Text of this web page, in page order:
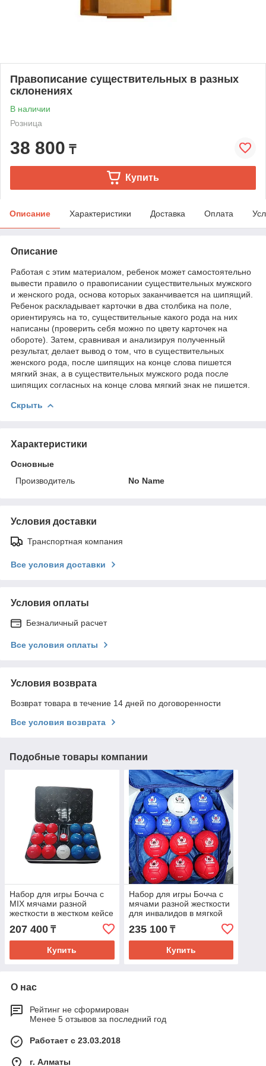
Правописание существительных в разных
склонениях
В наличии
Розница
38 800 ₸
Купить
Описание Характеристики Доставка Оплата
Описание
Работая с этим материалом, ребенок может самостоятельно
вывести правило о правописании существительных мужского
и женского рода, основа которых заканчивается на шипящий.
Ребенок раскладывает карточки в два столбика на поле,
ориентируясь на то, существительные какого рода на них
написаны (проверить себя можно по цвету карточек на
обороте). Затем, сравнивая и анализируя полученный
результат, делает вывод о том, что в существительных
женского рода, после шипящих на конце слова пишется
мягкий знак, а в существительных мужского рода после
шипящих согласных на конце слова мягкий знак не пишется.
Скрыть
Характеристики
Основные
Производитель
No Name
Условия доставки
Транспортная компания
Все условия доставки
Условия оплаты
Безналичный расчет
Все условия оплаты
Условия возврата
Возврат товара в течение 14 дней по договоренности
Все условия возврата
Подобные товары компании
Набор для игры Бочча с
MIX мячами разной
жесткости в жестком кейсе
FIELD GEAR (с набором
для судейства)
207 400 ₸
Купить
Набор для игры Бочча с
мячами разной жесткости
для инвалидов в мягкой
сумке FIELD GEAR (с
набором для
235 100₸
Купить
О нас
Рейтинг не сформирован
Менее 5 отзывов за последний год
Работает с 23.03.2018
г. Алматы